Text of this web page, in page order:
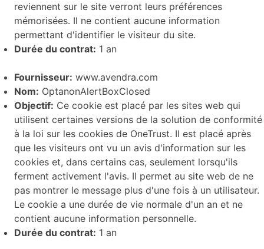
reviennent sur le site verront leurs préférences
mémorisées. Il ne contient aucune information
permettant d'identifier le visiteur du site.
Durée du contrat: 1 an
Fournisseur: www.avendra.com
Nom: OptanonAlertBoxClosed
Objectif: Ce cookie est placé par les sites web qui
utilisent certaines versions de la solution de conformité
à la loi sur les cookies de OneTrust. Il est placé après
que les visiteurs ont vu un avis d'information sur les
cookies et, dans certains cas, seulement lorsqu'ils
ferment activement l'avis. Il permet au site web de ne
pas montrer le message plus d'une fois à un utilisateur.
Le cookie a une durée de vie normale d'un an et ne
contient aucune information personnelle.
Durée du contrat: 1 an